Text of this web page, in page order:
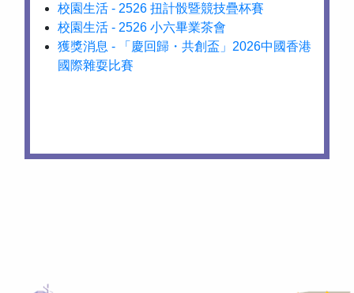
校園生活 - 2526 扭計骰暨競技疊杯賽
校園生活 - 2526 小六畢業茶會
獲獎消息 - 「慶回歸・共創盃」2026中國香港
國際雜耍比賽